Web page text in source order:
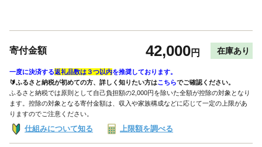
寄付金額 42,000円 在庫あり
一度に決済する返礼品数は３つ以内を推奨しております。
🔰ふるさと納税が初めての方、詳しく知りたい方はこちらでご確認ください。
ふるさと納税では原則として自己負担額の2,000円を除いた全額が控除の対象となり
ます。控除の対象となる寄付金額は、収入や家族構成などに応じて一定の上限があ
りますのでご注意ください。
仕組みについて知る 上限額を調べる